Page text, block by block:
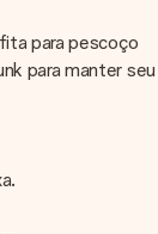
para pescoço
para manter